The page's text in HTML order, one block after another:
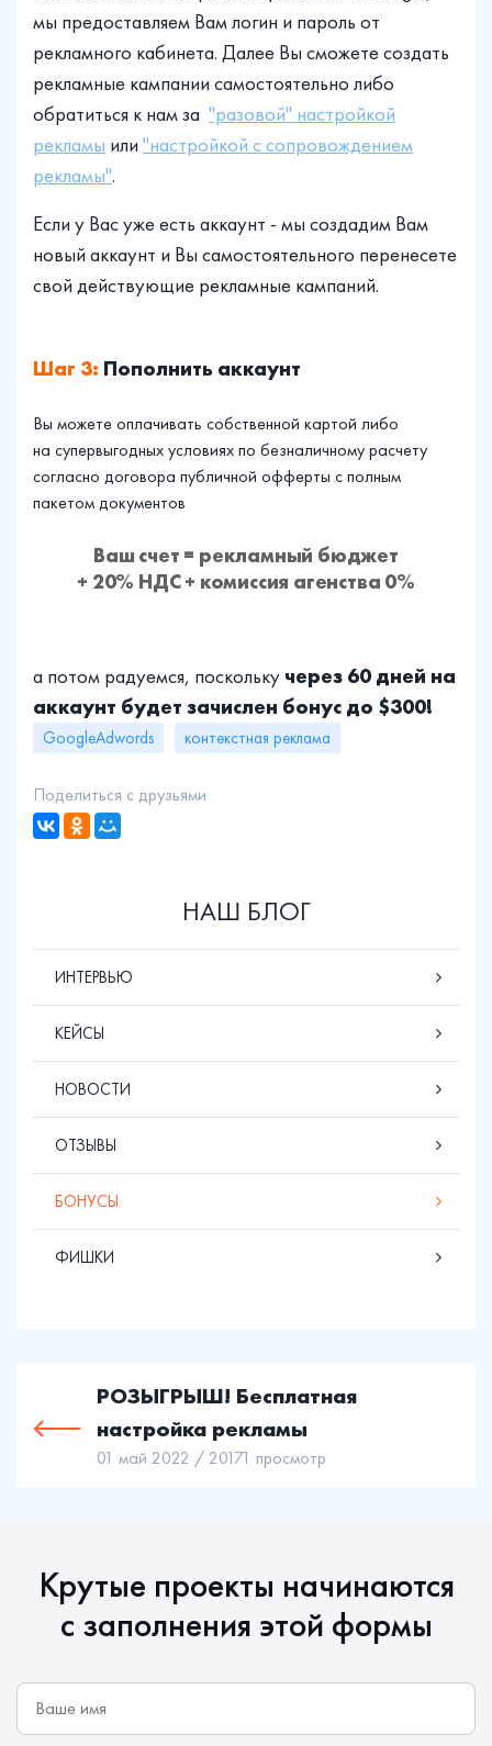
мы предоставляем Вам логин и пароль от
рекламного кабинета. Далее Вы сможете создать
рекламные кампании самостоятельно либо
обратиться к нам за "разовой" настройкой
рекламы или "настройкой с сопровождением
рекламы".
Если у Вас уже есть аккаунт - мы создадим Вам
новый аккаунт и Вы самостоятельного перенесете
свой действующие рекламные кампаний.
Шаг 3: Пополнить аккаунт
Вы можете оплачивать собственной картой либо
на супервыгодных условиях по безналичному расчету
согласно договора публичной офферты с полным
пакетом документов
Ваш счет = рекламный бюджет
+ 20% НДС + комиссия агенства 0%
а потом радуемся, поскольку через 60 дней на
аккаунт будет зачислен бонус до $300!
GoogleAdwords контекстная реклама
Поделиться с друзьями
НАШ БЛОГ
ИНТЕРВЬЮ
КЕЙСЫ
НОВОСТИ
ОТЗЫВЫ
БОНУСЫ
ФИШКИ
РОЗЫГРЫШ! Бесплатная
настройка рекламы
01 май 2022 / 20171 просмотр
Крутые проекты начинаются
c заполнения этой формы